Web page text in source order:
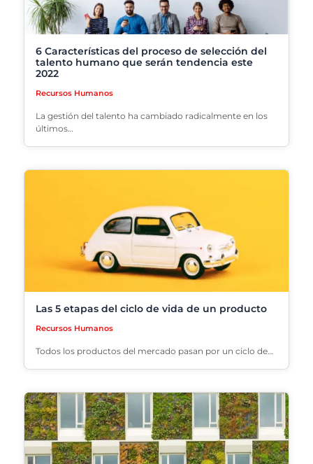
6 Características del proceso de selección del
talento humano que serán tendencia este
2022
Recursos Humanos
La gestión del talento ha cambiado radicalmente en los
últimos…
Las 5 etapas del ciclo de vida de un producto
Recursos Humanos
Todos los productos del mercado pasan por un ciclo de…